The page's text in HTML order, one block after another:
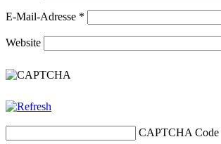
E-Mail-Adresse *
Website
CAPTCHA Code